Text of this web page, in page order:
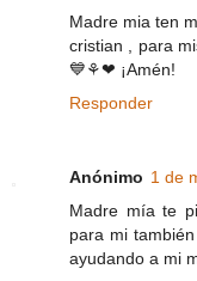
Madre mia ten
cristian , para
💙⚘❤ ¡Amén!
Responder
Anónimo 1 de
Madre mía te
para mi
ayudando a mi